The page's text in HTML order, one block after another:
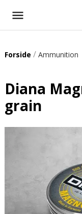
Forside / Ammunition
Diana
grain